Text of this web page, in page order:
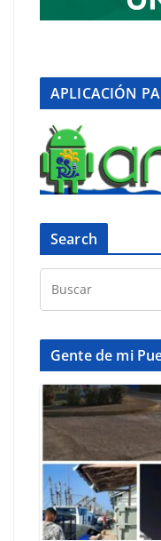
APLICACIÓN
Search
Gente de mi